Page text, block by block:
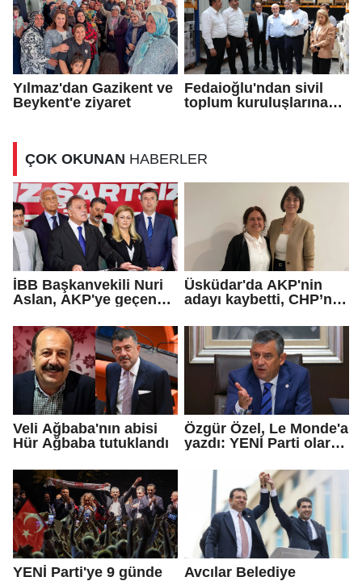
Yılmaz'dan Gazikent ve
Beykent'e ziyaret
Fedaioğlu'ndan sivil
toplum kuruluşlarına
ÇOK OKUNAN HABERLER
İBB Başkanvekili Nuri
Aslan, AKP'ye geçen
iddialarına yanıt verdi
Üsküdar'da AKP'nin
adayı kaybetti, CHP’nin
Çetinkaya Başkan
Vekili seçildi
Veli Ağbaba'nın abisi
Hür Ağbaba tutuklandı
Özgür Özel, Le Monde'a
yazdı: YENİ Parti olarak
öneriyoruz
YENİ Parti'ye 9 günde
Avcılar Belediye